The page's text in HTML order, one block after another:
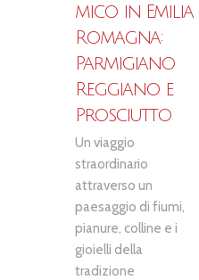
mico in Emilia
Romagna:
Parmigiano
Reggiano e
Prosciutto
Un viaggio
straordinario
attraverso un
paesaggio di fiumi,
pianure, colline e i
gioielli della
tradizione